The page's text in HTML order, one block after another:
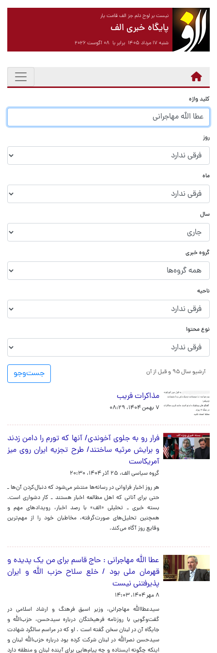
نیست بر لوح دلم جز الف قامت یار
پایگاه خبری الف
شنبه ۱۷ مرداد ۱۴۰۵ برابر با ۰۸ آگوست ۲۰۲۶
کلید واژه
روز
ماه
سال
گروه خبری
ناحیه
نوع محتوا
جست‌و‌جو آرشیو سال ۹۵ و قبل از آن
مذاکرات فریب
۷ بهمن ۱۴۰۴، ۰۸:۲۹
فرار رو به جلوی آخوندی/ آنها که تورم را دامن زدند
و برایش مرثیه ساختند/ طرح تجزیه ایران روی میز
آمریکاست
گروه سیاسی الف، ۲۵ آذر ۱۴۰۴، ۲۰:۳۰
هر روز اخبار فراوانی در رسانه‌ها منتشر می‌شود که دنبال‌کردن آن‌ها ـ
حتی برای آنانی که اهل مطالعه اخبار هستند‌ ـ کار دشواری است.
بسته خبری ـ تحلیلی «الف» با رصد اخبار، رویدادهای مهم و
همچنین تحلیل‌های صورت‌گرفته، مخاطبان خود را از مهم‌ترین
وقایع روز آگاه می‌کند.
عطا الله مهاجرانی : حاج قاسم برای من یک پدیده و
قهرمان ملی بود / خلع سلاح حزب الله و ایران
پذیرفتنی نیست
۸ مهر ۱۴۰۴، ۱۴:۰۳
سیدعطاالله مهاجرانی، وزیر اسبق فرهنگ و ارشاد اسلامی در
گفت‌و‌گویی با روزنامه فرهیختگان درباره سیدحسن، حزب‌الله و
جایگاه آن در لبنان سخن گفته است . او که در مراسم سالگرد شهادت
سیدحسن نصرالله در لبنان شرکت کرده بود درباره حزب‌الله لبنان و
اینکه چگونه ایستاده و چه پیام‌هایی برای آینده لبنان و منطقه دارد